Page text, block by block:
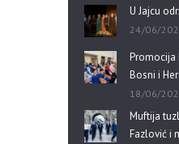
U Jajcu
24/06/
Promocija
Bosni i
18/06/
Muftija
Fazlović i